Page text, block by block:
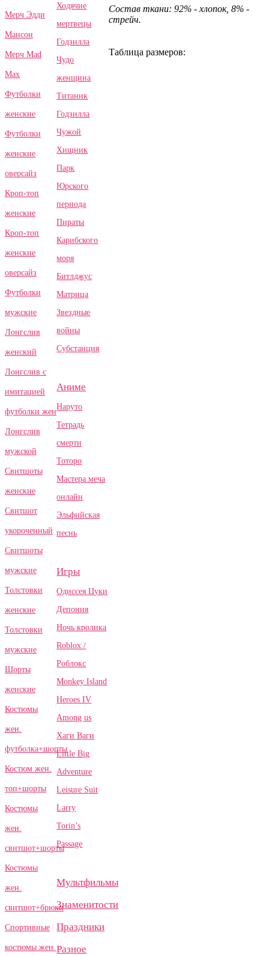
Мерч Эдди
Мансон
Мерч Mad
Max
Футболки
женские
Футболки
женские
оверсайз
Кроп-топ
женские
Кроп-топ
женские
оверсайз
Футболки
мужские
Лонгслив
женский
Лонгслив с
имитацией
футболки жен
Лонгслив
мужской
Свитшоты
женские
Свитшот
укороченный
Свитшоты
мужские
Толстовки
женские
Толстовки
мужские
Шорты
женские
Костюмы
жен.
футболка+шорты
Костюм жен.
топ+шорты
Костюмы
жен.
свитшот+шорты
Костюмы
жен.
свитшот+брюки
Спортивные
костюмы жен.
Ходячие
мертвецы
Годзилла
Чудо
женщина
Титаник
Годзилла
Чужой
Хищник
Парк
Юрского
периода
Пираты
Карибского
моря
Битлджус
Матрица
Звездные
войны
Субстанция
Аниме
Наруто
Тетрадь
смерти
Тоторо
Мастера меча
онлайн
Эльфийская
песнь
Игры
Одиссея Цуки
Депония
Ночь кролика
Roblox /
Роблокс
Monkey Island
Heroes IV
Among us
Хаги Ваги
Little Big
Adventure
Leisure Suit
Larry
Torin’s
Passage
Мультфильмы
Знаменитости
Праздники
Разное
Состав ткани: 92% - хлопок, 8% -
стрейч.
Таблица размеров: